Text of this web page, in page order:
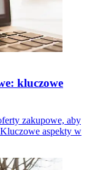
kluczowe
zakupowe, aby
aspekty w